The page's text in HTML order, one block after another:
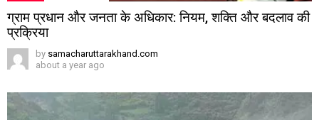
ग्राम प्रधान और जनता के अधिकार: नियम, शक्ति और बदलाव की
प्रक्रिया
by samacharuttarakhand.com
about a year ago